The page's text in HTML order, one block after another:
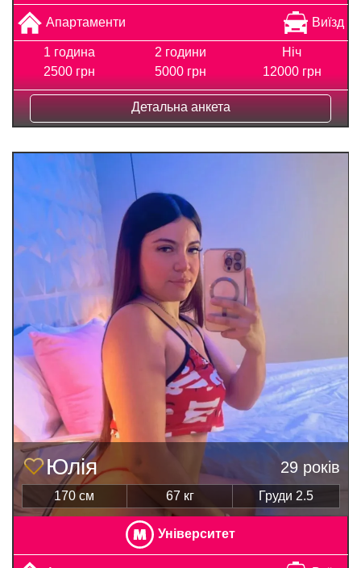
Апартаменти Виїзд
1 година
2500 грн
2 години
5000 грн
Ніч
12000 грн
Детальна анкета
Юлія 29 років
170 см 67 кг Груди 2.5
Університет